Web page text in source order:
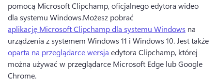
pomocą Microsoft Clipchamp, oficjalnego edytora wideo
dla systemu Windows.Możesz pobrać
aplikację Microsoft Clipchamp dla systemu Windows na
urządzenia z systemem Windows 11 i Windows 10.
oparta na przeglądarce wersja edytora Clipchamp, której
można używać w przeglądarce Microsoft Edge lub Google
Chrome.